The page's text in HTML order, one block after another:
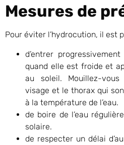
Mesures de
Pour éviter l’hydrocution, il est
d’entrer
quand elle est froide et
au soleil. Mouillez-
visage et le thorax qui
à la température de l’eau.
de boire de l’eau
solaire.
de respecter un délai